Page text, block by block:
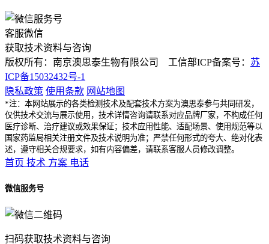
客服微信
获取技术资料与咨询
版权所有：南京澳思泰生物有限公司 工信部ICP备案号： 苏
ICP备15032432号-1
隐私政策 使用条款 网站地图
*注：本网站展示的各类检测技术及配套技术方案为澳思泰参与共同研发，
仅供技术交流与展示使用，技术详情咨询请联系对应品牌厂家，不构成任何
医疗诊断、治疗建议或效果保证；技术应用性能、适配场景、使用规范等以
国家药监局相关注册文件及技术说明为准；严禁任何形式的夸大、绝对化表
述，遵守相关合规要求，如有内容偏差，请联系客服人员修改调整。
首页 技术 方案 电话
微信服务号
扫码获取技术资料与咨询